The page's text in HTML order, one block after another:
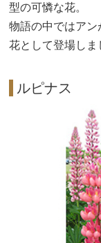
型の可憐な花。
物語の中ではア
花として登場しま
ルピナス